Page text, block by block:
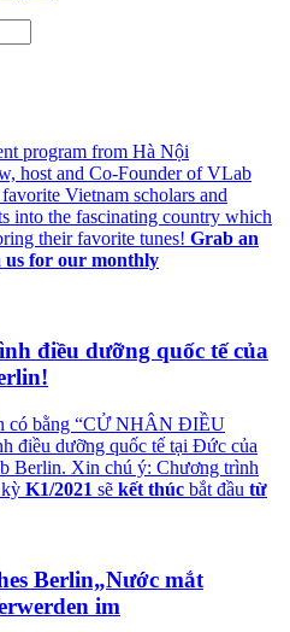
program from Hà Nội
host and Co-Founder of VLab
Vietnam scholars and
into the fascinating country which
their favorite tunes! Grab an
us for our monthly
điều dưỡng quốc tế của
có bằng “CỬ NHÂN ĐIỀU
điều dưỡng quốc tế tại Đức của
Berlin. Xin chú ý: Chương trình
K1/2021 sẽ kết thúc bắt đầu từ
Berlin„Nước mắt
im